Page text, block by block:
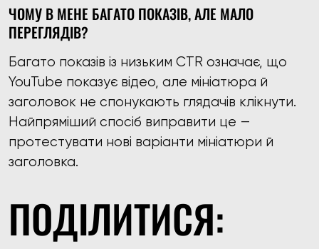
ЧОМУ В МЕНЕ БАГАТО ПОКАЗІВ, АЛЕ МАЛО
ПЕРЕГЛЯДІВ?
Багато показів із низьким CTR означає, що
YouTube показує відео, але мініатюра й
заголовок не спонукають глядачів клікнути.
Найпряміший спосіб виправити це —
протестувати нові варіанти мініатюри й
заголовка.
ПОДІЛИТИСЯ: